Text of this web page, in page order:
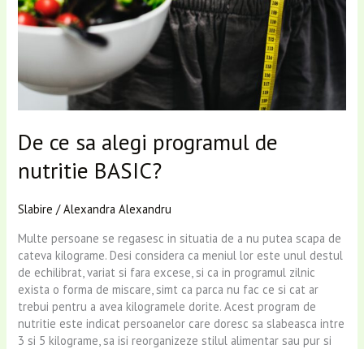
De ce sa alegi programul de
nutritie BASIC?
Slabire /Alexandra Alexandru
Multe persoane se regasesc in situatia de a nu putea scapa de
cateva kilograme. Desi considera ca meniul lor este unul destul
de echilibrat, variat si fara excese, si ca in programul zilnic
exista o forma de miscare, simt ca parca nu fac ce si cat ar
trebui pentru a avea kilogramele dorite. Acest program de
nutritie este indicat persoanelor care doresc sa slabeasca intre
3 si 5 kilograme, sa isi reorganizeze stilul alimentar sau pur si